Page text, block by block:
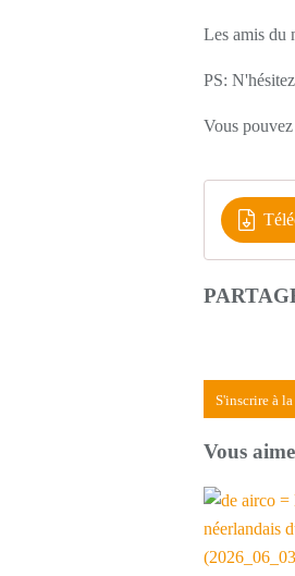
Les amis du
PS:
Vous
S'inscrire à
Vous